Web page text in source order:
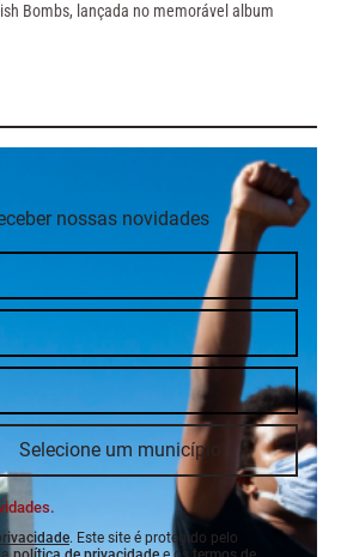
Bombs, lançada no memorável album
nossas novidades
. Este site é protegido pelo